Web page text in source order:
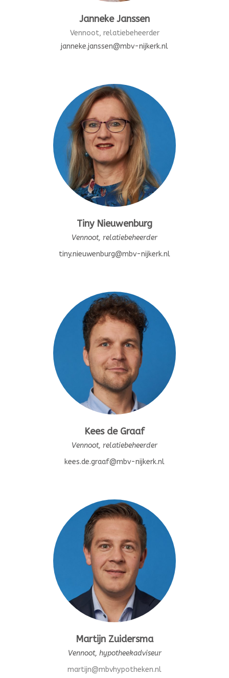
Janneke Janssen
Vennoot, relatiebeheerder
janneke.janssen@mbv-nijkerk.nl
Tiny Nieuwenburg
Vennoot, relatiebeheerder
tiny.nieuwenburg@mbv-nijkerk.nl
Kees de Graaf
Vennoot, relatiebeheerder
kees.de.graaf@mbv-nijkerk.nl
Martijn Zuidersma
Vennoot, hypotheekadviseur
martijn@mbvhypotheken.nl